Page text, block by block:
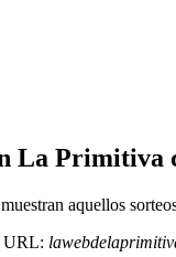
La Primitiva
aquellos
URL: